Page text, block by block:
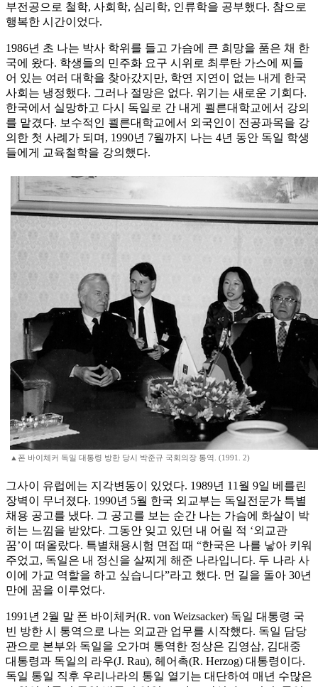
부전공으로 철학, 사회학, 심리학, 인류학을 공부했다. 참으로
행복한 시간이었다.
1986년 초 나는 박사 학위를 들고 가슴에 큰 희망을 품은 채 한
국에 왔다. 학생들의 민주화 요구 시위로 최루탄 가스에 찌들
어 있는 여러 대학을 찾아갔지만, 학연 지연이 없는 내게 한국
사회는 냉정했다. 그러나 절망은 없다. 위기는 새로운 기회다.
한국에서 실망하고 다시 독일로 간 내게 쾰른대학교에서 강의
를 맡겼다. 보수적인 쾰른대학교에서 외국인이 전공과목을 강
의한 첫 사례가 되며, 1990년 7월까지 나는 4년 동안 독일 학생
들에게 교육철학을 강의했다.
▲폰 바이체커 독일 대통령 방한 당시 박준규 국회의장 통역. (1991. 2)
그사이 유럽에는 지각변동이 있었다. 1989년 11월 9일 베를린
장벽이 무너졌다. 1990년 5월 한국 외교부는 독일전문가 특별
채용 공고를 냈다. 그 공고를 보는 순간 나는 가슴에 화살이 박
히는 느낌을 받았다. 그동안 잊고 있던 내 어릴 적 ‘외교관
꿈’이 떠올랐다. 특별채용시험 면접 때 “한국은 나를 낳아 키워
주었고, 독일은 내 정신을 살찌게 해준 나라입니다. 두 나라 사
이에 가교 역할을 하고 싶습니다”라고 했다. 먼 길을 돌아 30년
만에 꿈을 이루었다.
1991년 2월 말 폰 바이체커(R. von Weizsacker) 독일 대통령 국
빈 방한 시 통역으로 나는 외교관 업무를 시작했다. 독일 담당
관으로 본부와 독일을 오가며 통역한 정상은 김영삼, 김대중
대통령과 독일의 라우(J. Rau), 헤어촉(R. Herzog) 대통령이다.
독일 통일 직후 우리나라의 통일 열기는 대단하여 매년 수많은